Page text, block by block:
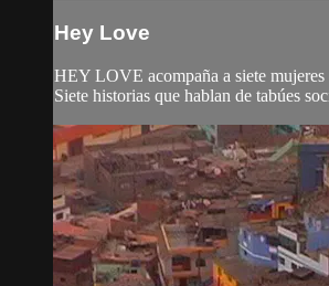
Hey Love
HEY LOVE acompaña a siete mujeres
Siete historias que hablan de tabúes